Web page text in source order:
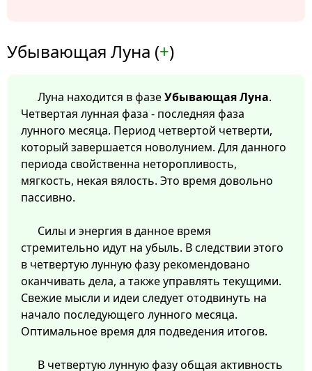
Убывающая Луна (+)
Луна находится в фазеУбывающая Луна.
Четвертая лунная фаза - последняя фаза
лунного месяца. Период четвертой четверти,
который завершается новолунием. Для данного
периода свойственна неторопливость,
мягкость, некая вялость. Это время довольно
пассивно.
Силы и энергия в данное время
стремительно идут на убыль. В следствии этого
в четвертую лунную фазу рекомендовано
оканчивать дела, а также управлять текущими.
Свежие мысли и идеи следует отодвинуть на
начало последующего лунного месяца.
Оптимальное время для подведения итогов.
В четвертую лунную фазу общая активность